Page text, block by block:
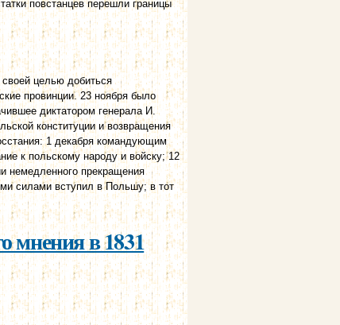
повстанцев перешли границы
целью добиться
провинции. 23 ноября было
диктатором генерала И.
конституции и возвращения
1 декабря командующим
к польскому народу и войску; 12
немедленного прекращения
силами вступил в Польшу; в тот
мнения в 1831